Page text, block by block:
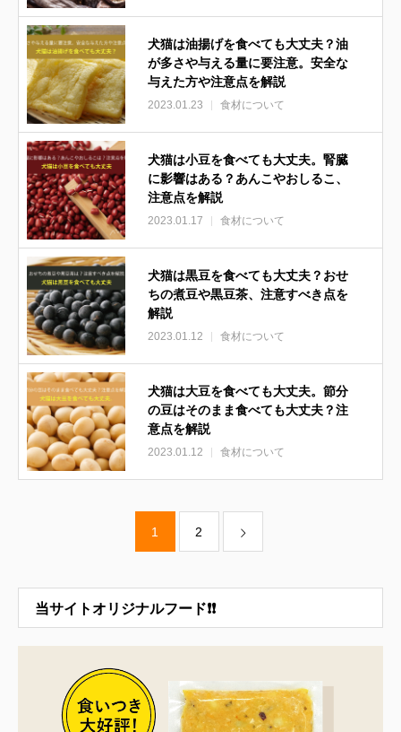
犬猫は油揚げを食べても大丈夫？油
が多さや与える量に要注意。安全な
与えた方や注意点を解説
2023.01.23 食材について
犬猫は小豆を食べても大丈夫。腎臓
に影響はある？あんこやおしるこ、
注意点を解説
2023.01.17 食材について
犬猫は黒豆を食べても大丈夫？おせ
ちの煮豆や黒豆茶、注意すべき点を
解説
2023.01.12 食材について
犬猫は大豆を食べても大丈夫。節分
の豆はそのまま食べても大丈夫？注
意点を解説
2023.01.12 食材について
1 2
当サイトオリジナルフード❗❗